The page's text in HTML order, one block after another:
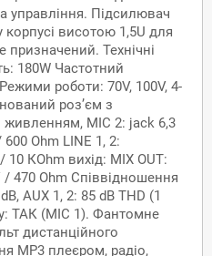
управління. Підсилювач
висотою 1,5U для
призначений. Технічні
180W Частотний
роботи: 70V, 100V, 4-
розʼєм з
живленням, MIC 2: jack 6,3
Ohm LINE 1, 2:
КOhm вихід: MIX OUT:
470 Ohm Співвідношення
AUX 1, 2: 85 dB THD (1
ТАК (MIC 1). Фантомне
дистанційного
MP3 плеєром, радіо,